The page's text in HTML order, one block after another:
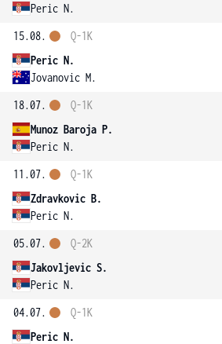
Peric N.
15.08.
Peric N.
Jovanovic M.
Q-1K
18.07.
Munoz Baroja P.
Peric N.
Q-1K
11.07.
Zdravkovic B.
Peric N.
Q-1K
05.07.
Jakovljevic S.
Peric N.
Q-2K
04.07.
Peric N.
Q-1K